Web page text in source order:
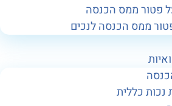
ממס הכנסה
הכנסה לנכים